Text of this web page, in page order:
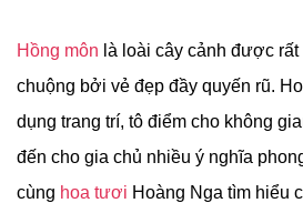
Hồng môn là loài cây cảnh được
chuộng bởi vẻ đẹp đầy quyến rũ.
dụng trang trí, tô điểm cho không
đến cho gia chủ nhiều ý nghĩa
cùng hoa tươi Hoàng Nga tìm hiểu